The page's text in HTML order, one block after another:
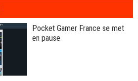
Pocket Gamer France se met
en pause